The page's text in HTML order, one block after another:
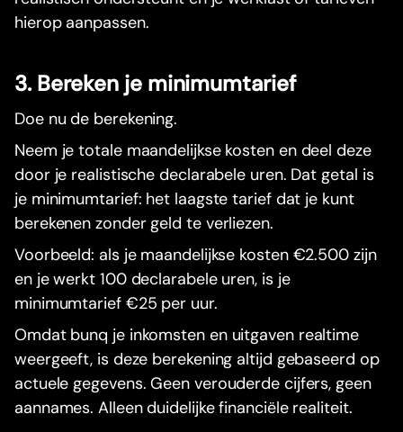
hierop aanpassen.
3. Bereken je minimumtarief
Doe nu de berekening.
Neem je totale maandelijkse kosten en deel deze
door je realistische declarabele uren. Dat getal is
je minimumtarief: het laagste tarief dat je kunt
berekenen zonder geld te verliezen.
Voorbeeld: als je maandelijkse kosten €2.500 zijn
en je werkt 100 declarabele uren, is je
minimumtarief €25 per uur.
Omdat bunq je inkomsten en uitgaven realtime
weergeeft, is deze berekening altijd gebaseerd op
actuele gegevens. Geen verouderde cijfers, geen
aannames. Alleen duidelijke financiële realiteit.